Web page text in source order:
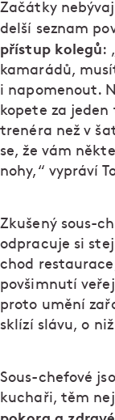
Začátky
delší seznam
přístup kolegů:
kamarádů,
i napomenout.
kopete za
trenéra než v
se, že vám
nohy,“ vypráví
Zkušený sous-
odpracuje si
chod
povšimnutí
proto umění
sklízí slávu, o
Sous-chefové
kuchaři, těm